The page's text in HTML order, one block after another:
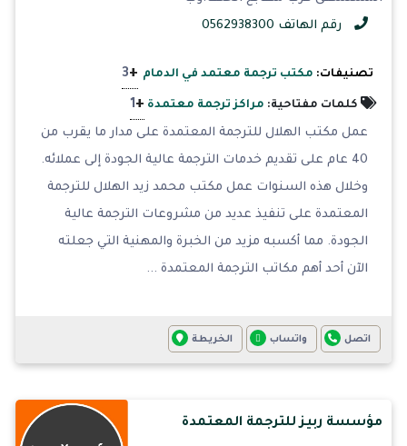
رقم الهاتف 0562938300
تصنيفات: مكتب ترجمة معتمد في الدمام +
3
كلمات مفتاحية: مراكز ترجمة معتمدة +
1
عمل مكتب الهلال للترجمة المعتمدة على مدار ما يقرب من
40 عام على تقديم خدمات الترجمة عالية الجودة إلى عملائه.
وخلال هذه السنوات عمل مكتب محمد زيد الهلال للترجمة
المعتمدة على تنفيذ عديد من مشروعات الترجمة عالية
الجودة. مما أكسبه مزيد من الخبرة والمهنية التي جعلته
الآن أحد أهم مكاتب الترجمة المعتمدة ...
اتصل واتساب الخريطة
مؤسسة ربيز للترجمة المعتمدة